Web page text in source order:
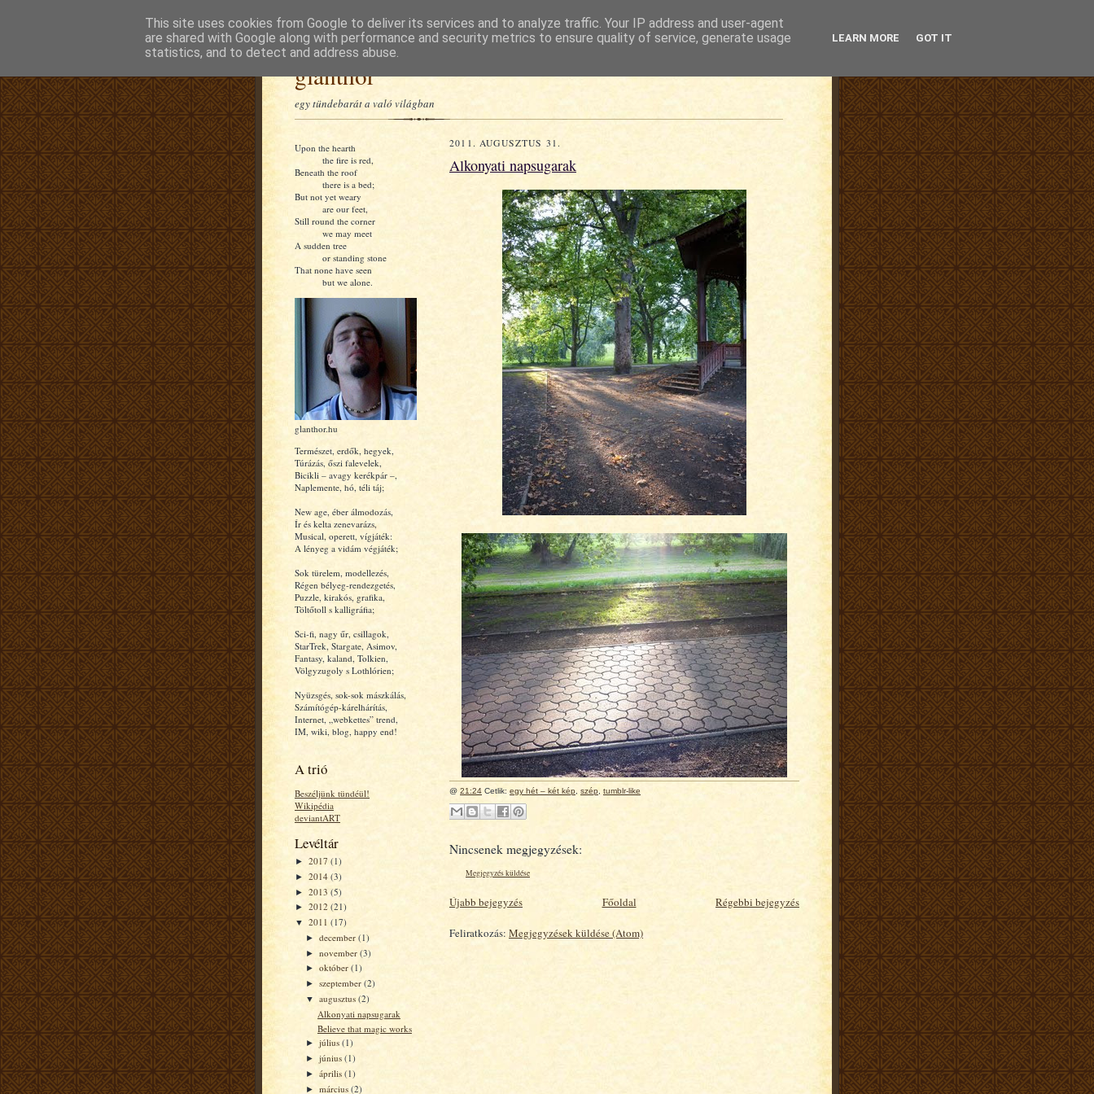
glanthor
egy tündebarát a való világban
Upon the hearth
the fire is red,
Beneath the roof
there is a bed;
But not yet weary
are our feet,
Still round the corner
we may meet
A sudden tree
or standing stone
That none have seen
but we alone.
glanthor.hu
Természet, erdők, hegyek,
Túrázás, őszi falevelek,
Bicikli – avagy kerékpár –,
Naplemente, hó, téli táj;
New age, éber álmodozás,
Ír és kelta zenevarázs,
Musical, operett, vígjáték:
A lényeg a vidám végjáték;
Sok türelem, modellezés,
Régen bélyeg-rendezgetés,
Puzzle, kirakós, grafika,
Töltőtoll s kalligráfia;
Sci-fi, nagy űr, csillagok,
StarTrek, Stargate, Asimov,
Fantasy, kaland, Tolkien,
Völgyzugoly s Lothlórien;
Nyüzsgés, sok-sok mászkálás,
Számítógép-kárelhárítás,
Internet, „webkettes” trend,
IM, wiki, blog, happy end!
A trió
Beszéljünk tündéül!
Wikipédia
deviantART
Levéltár
► 2017 (1)
► 2014 (3)
► 2013 (5)
► 2012 (21)
▼ 2011 (17)
►december(1)
►november(3)
►október(1)
►szeptember(2)
▼augusztus(2)
Alkonyati napsugarak
Believe that magic works
►július(1)
►június(1)
►április(1)
►március(2)
2011. AUGUSZTUS 31.
Alkonyati napsugarak
@ 21:24 Cetlik: egy hét – két kép szép tumblr-like
Nincsenek megjegyzések:
Megjegyzés küldése
Újabb bejegyzés Régebbi bejegyzés
Főoldal
Feliratkozás: Megjegyzések küldése (Atom)
This site uses cookies from Google to deliver its services and to analyze traffic. Your IP address and user-agent
are shared with Google along with performance and security metrics to ensure quality of service, generate usage
statistics, and to detect and address abuse.
LEARN MORE GOT IT